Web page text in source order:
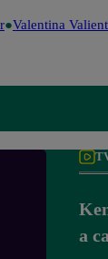
Valentina
a